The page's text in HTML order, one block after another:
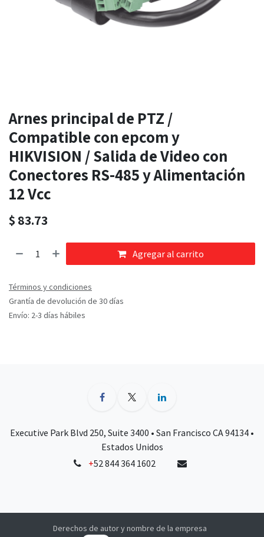
Arnes principal de PTZ /
Compatible con epcom y
HIKVISION / Salida de Video con
Conectores RS-485 y Alimentación
12 Vcc
$ 83.73
Agregar al carrito
Términos y condiciones
Grantía de devolución de 30 días
Envío: 2-3 días hábiles
Executive Park Blvd 250, Suite 3400 • San Francisco CA 94134 •
Estados Unidos
+52 844 364 1602
Derechos de autor y nombre de la empresa